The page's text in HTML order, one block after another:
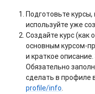
Подготовьте
используйте уже
Создайте курс (как
основным курсом-
и краткое
Обязательно
сделать в профиле
profile/info.